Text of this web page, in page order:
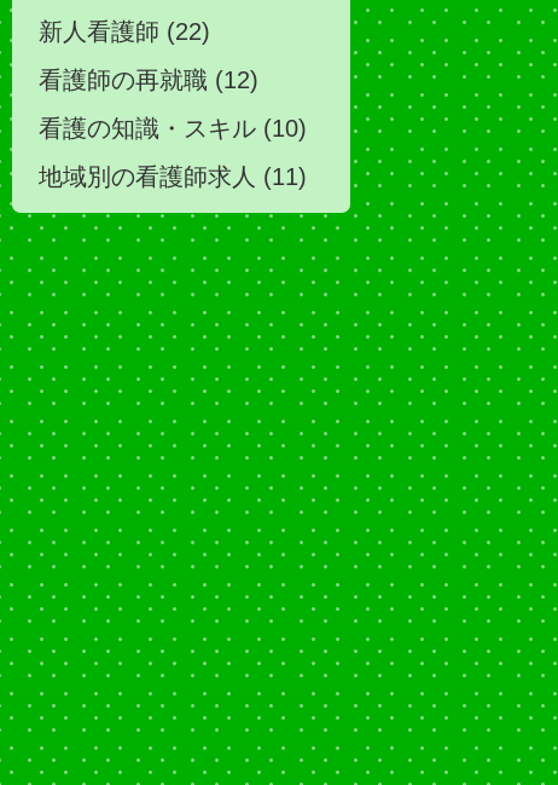
新人看護師 (22)
看護師の再就職 (12)
看護の知識・スキル (10)
地域別の看護師求人 (11)